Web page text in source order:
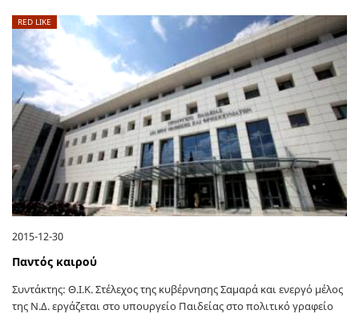
RED LIKE
2015-12-30
Παντός καιρού
Συντάκτης: Θ.Ι.Κ. Στέλεχος της κυβέρνησης Σαμαρά και ενεργό μέλος
της Ν.Δ. εργάζεται στο υπουργείο Παιδείας στο πολιτικό γραφείο